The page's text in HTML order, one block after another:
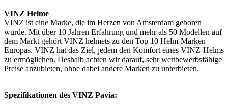
VINZ Helme
VINZ ist eine Marke, die im Herzen von Amsterdam geboren
wurde. Mit über 10 Jahren Erfahrung und mehr als 50 Modellen auf
dem Markt gehört VINZ helmets zu den Top 10 Helm-Marken
Europas. VINZ hat das Ziel, jedem den Komfort eines VINZ-Helms
zu ermöglichen. Deshalb achten wir darauf, sehr wettbewerbsfähige
Preise anzubieten, ohne dabei andere Marken zu unterbieten.
Spezifikationen des VINZ Pavia: